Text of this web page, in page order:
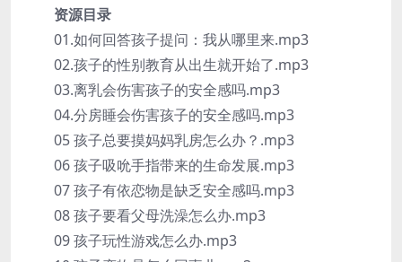
资源目录
01.如何回答孩子提问：我从哪里来.mp3
02.孩子的性别教育从出生就开始了.mp3
03.离乳会伤害孩子的安全感吗.mp3
04.分房睡会伤害孩子的安全感吗.mp3
05 孩子总要摸妈妈乳房怎么办？.mp3
06 孩子吸吮手指带来的生命发展.mp3
07 孩子有依恋物是缺乏安全感吗.mp3
08 孩子要看父母洗澡怎么办.mp3
09 孩子玩性游戏怎么办.mp3